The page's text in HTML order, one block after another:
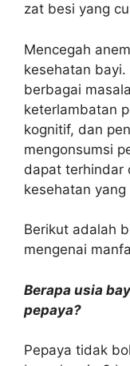
zat besi yang
Mencegah
kesehatan
berbagai
keterlambatan
kognitif, dan
mengonsumsi
dapat terhindar
kesehatan
Berikut adalah
mengenai
Berapa usia
pepaya?
Pepaya tidak